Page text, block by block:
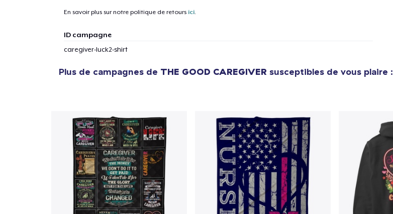
En savoir plus sur notre politique de retours ici.
ID campagne
caregiver-luck2-shirt
Plus de campagnes de THE GOOD CAREGIVER susceptibles de vous plaire :
29,99 $US
Mug
21,99 $US
Unisex Classic Crewneck Sweatshirt
41,99 $US